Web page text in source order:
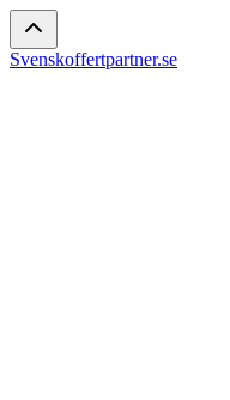
Svenskoffertpartner.se